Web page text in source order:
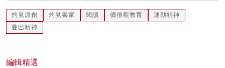
灼見原創 灼見獨家 閱讀 價值觀教育
運動精神
曼巴精神
編輯精選